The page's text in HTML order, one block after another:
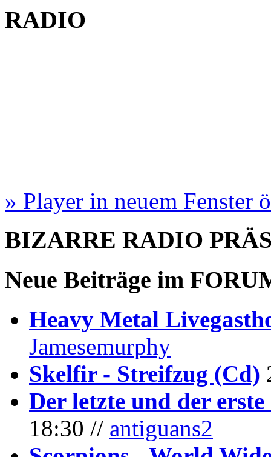
RADIO
» Player in neuem Fenster
BIZARRE RADIO
Neue Beiträge im
Heavy Metal
Jamesemurphy
Skelfir - Streifzug (Cd)
Der letzte und der erste
18:30 // antiguans2